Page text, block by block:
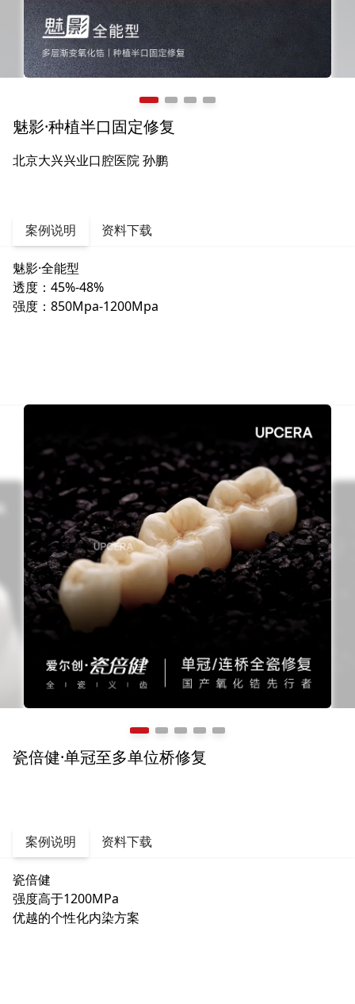
魅影·种植半口固定修复
北京大兴兴业口腔医院 孙鹏
案例说明 资料下载
魅影·全能型
透度：45%-48%
强度：850Mpa-1200Mpa
瓷倍健·单冠至多单位桥修复
案例说明 资料下载
瓷倍健
强度高于1200MPa
优越的个性化内染方案